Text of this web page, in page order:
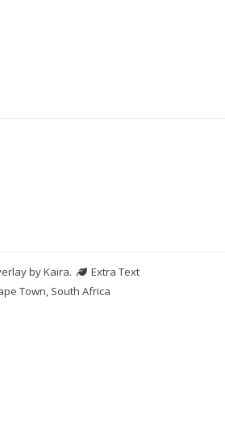
byKaira.
Extra Text
Town, South Africa